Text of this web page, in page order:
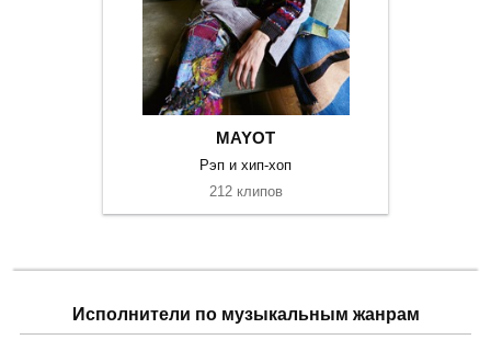
MAYOT
Рэп и хип-хоп
212 клипов
Исполнители по музыкальным жанрам